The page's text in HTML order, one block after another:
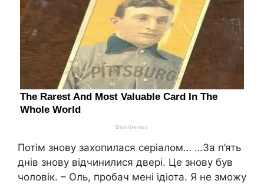
Потім знову захопилася серіалом… …За п’ять
днів знову відчинилися двері. Це знову був
чоловік. – Оль, пробач мені ідіота. Я не зможу